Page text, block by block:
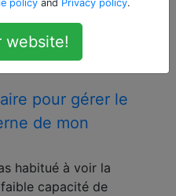
ou des installations
manque de
le téléphone, pas la
pour gérer le
de mon
habitué à voir la
capacité de
policy and Privacy policy.
website!